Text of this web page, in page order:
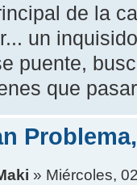
de la
un
puente,
que
» Miércoles,